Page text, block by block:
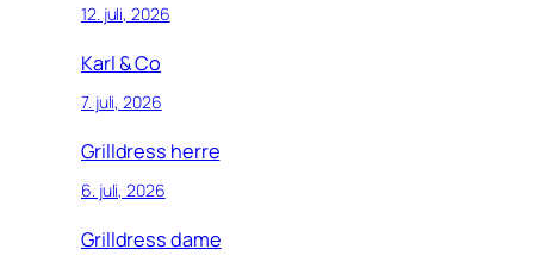
12. juli, 2026
Karl & Co
7. juli, 2026
Grilldress herre
6. juli, 2026
Grilldress dame